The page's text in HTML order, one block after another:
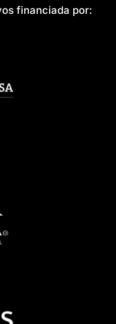
financiada por: